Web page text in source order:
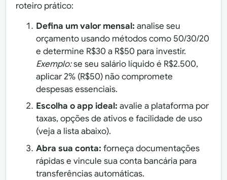
roteiro prático:
Defina um valor mensal: analise seu
orçamento usando métodos como 50/30/20
e determine R$30 a R$50 para investir.
Exemplo:se seu salário líquido é R$2.500,
aplicar 2% (R$50) não compromete
despesas essenciais.
Escolha o app ideal: avalie a plataforma por
taxas, opções de ativos e facilidade de uso
(veja a lista abaixo).
Abra sua conta: forneça documentações
rápidas e vincule sua conta bancária para
transferências automáticas.